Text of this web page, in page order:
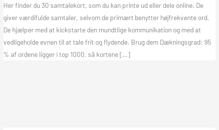
Her finder du 30 samtalekort, som du kan printe ud eller dele online. De
giver værdifulde samtaler, selvom de primært benytter højfrekvente ord.
De hjælper med at kickstarte den mundtlige kommunikation og med at
vedligeholde evnen til at tale frit og flydende. Brug dem Dækningsgrad: 95
% af ordene ligger i top 1000, så kortene […]